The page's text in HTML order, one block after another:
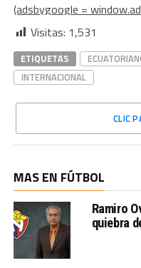
(adsbygoogle =
Visitas: 1,531
ETIQUETAS
INTERNACIONAL
CLIC
MAS EN FÚTBOL
Ramiro
quiebra